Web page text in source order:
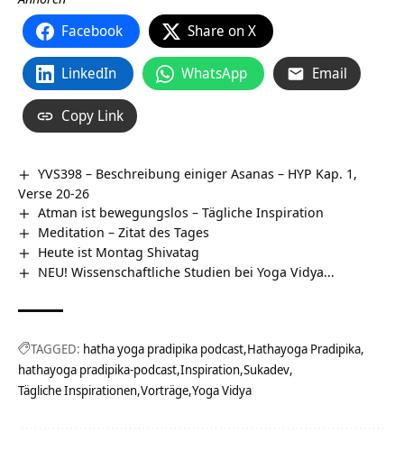
Facebook Share on X
LinkedIn WhatsApp Email
Copy Link
YVS398 – Beschreibung einiger Asanas – HYP Kap. 1,
Verse 20-26
Atman ist bewegungslos – Tägliche Inspiration
Meditation – Zitat des Tages
Heute ist Montag Shivatag
NEU! Wissenschaftliche Studien bei Yoga Vidya…
TAGGED: hatha yoga pradipika podcast Hathayoga Pradipika
hathayoga pradipika-podcast Inspiration Sukadev
Tägliche Inspirationen Vorträge Yoga Vidya